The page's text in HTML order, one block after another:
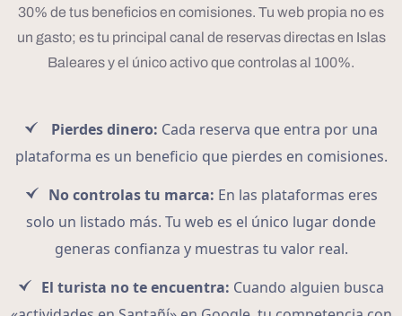
30% de tus beneficios en comisiones. Tu web propia no es
un gasto; es tu principal canal de reservas directas en Islas
Baleares y el único activo que controlas al 100%.
Pierdes dinero: Cada reserva que entra por una
plataforma es un beneficio que pierdes en comisiones.
No controlas tu marca: En las plataformas eres
solo un listado más. Tu web es el único lugar donde
generas confianza y muestras tu valor real.
El turista no te encuentra: Cuando alguien busca